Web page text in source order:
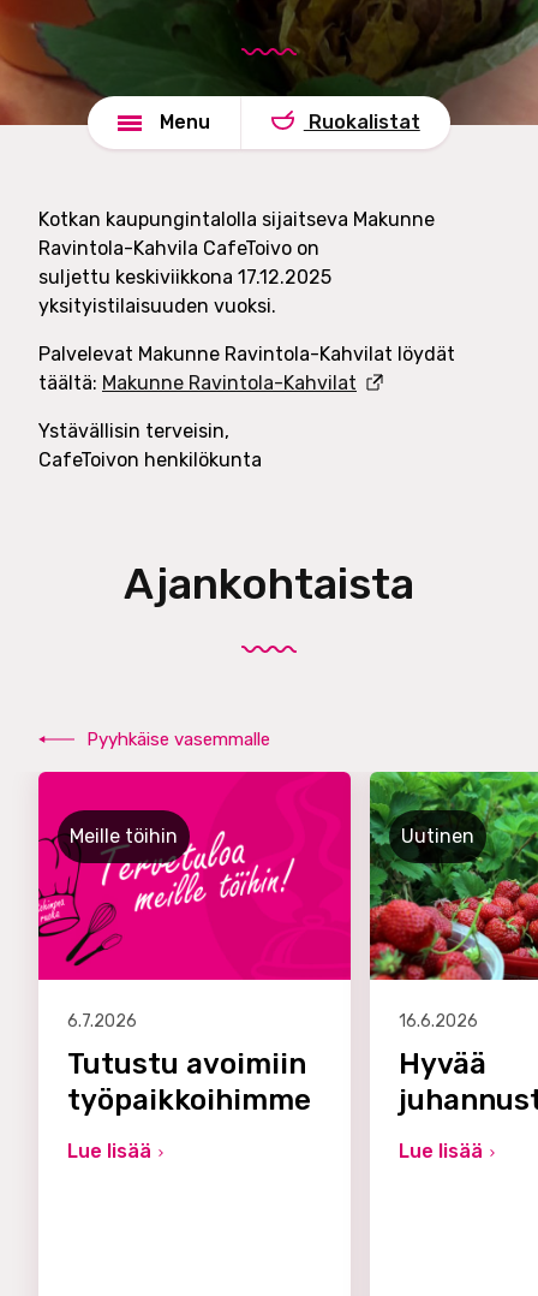
d
s
a
d
Menu Ruokalistat
Kotkan kaupungintalolla sijaitseva Makunne
Ravintola-Kahvila CafeToivo on
suljettu keskiviikkona 17.12.2025
yksityistilaisuuden vuoksi.
Palvelevat Makunne Ravintola-Kahvilat löydät
täältä: Makunne Ravintola-Kahvilat
Ystävällisin terveisin,
CafeToivon henkilökunta
Ajankohtaista
Pyyhkäise vasemmalle
Meille töihin
6.7.2026
Tutustu avoimiin
työpaikkoihimme
Lue lisää
Uutinen
16.6.2026
Hyvää
Lue lisää